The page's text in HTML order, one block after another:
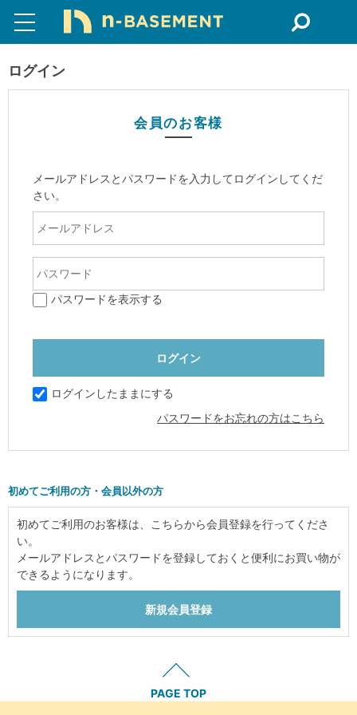
ログイン
会員のお客様
メールアドレスとパスワードを入力してログインしてくだ
さい。
パスワードを表示する
ログインしたままにする
パスワードをお忘れの方はこちら
初めてご利用の方・会員以外の方
初めてご利用のお客様は、こちらから会員登録を行ってくださ
い。
メールアドレスとパスワードを登録しておくと便利にお買い物が
できるようになります。
PAGE TOP